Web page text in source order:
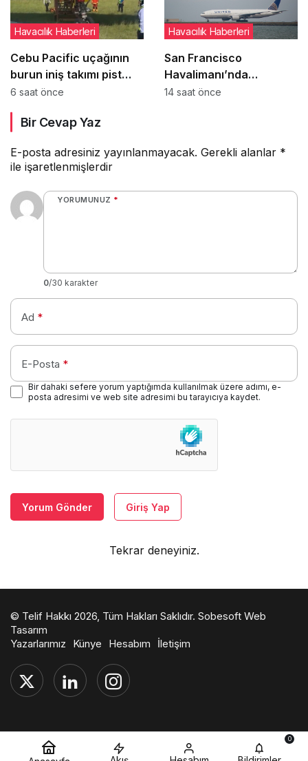
Cebu Pacific uçağının
burun iniş takımı pist
dönüşünde çim alana
Havacılık Haberleri
6 saat önce
San Francisco
Havalimanı’nda
uçakların paralel
Havacılık Haberleri
14 saat önce
Bir Cevap Yaz
E-posta adresiniz yayınlanmayacak. Gerekli alanlar *
ile işaretlenmişlerdir
YORUMUNUZ *
0/30 karakter
Ad *
E-Posta *
Bir dahaki sefere yorum yaptığımda kullanılmak üzere adımı, e-
posta adresimi ve web site adresimi bu tarayıcıya kaydet.
Yorum Gönder Giriş Yap
Tekrar deneyiniz.
© Telif Hakkı 2026, Tüm Hakları Saklıdır. Sobesoft Web
Tasarım
Yazarlarımız
Künye Hesabım İletişim
0